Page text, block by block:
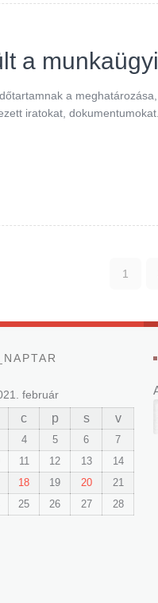
a
a
iratokat,
1
február
c p s v
4 5 6
7
11 12 13
14
18 19 20
21
25 26 27 28